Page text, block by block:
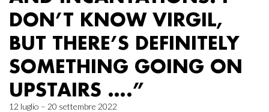
DON’T KNOW VIRGIL,
BUT THERE’S DEFINITELY
SOMETHING GOING ON
UPSTAIRS ….”
12 luglio – 20 settembre 2022